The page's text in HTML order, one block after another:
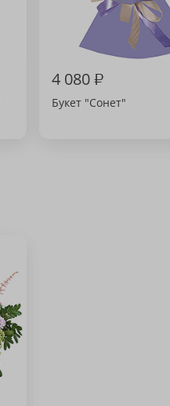
4 080₽
Букет "Сонет"